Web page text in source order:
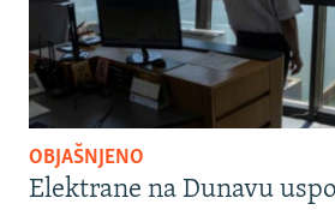
OBJAŠNJENO
Elektrane na Dunavu